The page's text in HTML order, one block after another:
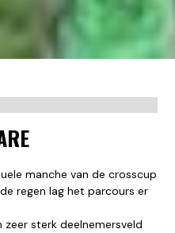
manche van de crosscup
regen lag het parcours er
sterk deelnemersveld